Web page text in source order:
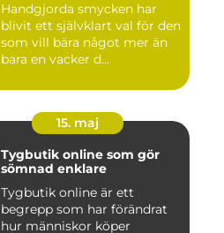
Handgjorda smycken har
blivit ett självklart val för den
som vill bära något mer än
bara en vacker d...
15. maj
Tygbutik online som gör
sömnad enklare
Tygbutik online är ett
begrepp som har förändrat
hur människor köper